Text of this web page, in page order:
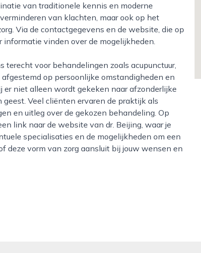
van traditionele kennis en moderne
van klachten, maar ook op het
Via de contactgegevens en de website, die op
informatie vinden over de mogelijkheden.
op persoonlijke omstandigheden en
niet alleen wordt gekeken naar afzonderlijke
Veel cliënten ervaren de praktijk als
en uitleg over de gekozen behandeling. Op
link naar de website van dr. Beijing, waar je
specialisaties en de mogelijkheden om een
deze vorm van zorg aansluit bij jouw wensen en